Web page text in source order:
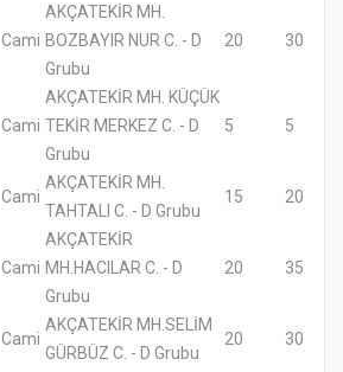
Cami
AKÇATEKİR MH.
BOZBAYIR NUR C. - D
Grubu
20 30
Cami
AKÇATEKİR MH. KÜÇÜK
TEKİR MERKEZ C. - D
Grubu
5 5
Cami
AKÇATEKİR MH.
TAHTALI C. - D Grubu
15 20
Cami
AKÇATEKİR
MH.HACILAR C. - D
Grubu
20 35
Cami
AKÇATEKİR MH.SELİM
GÜRBÜZ C. - D Grubu
20 30